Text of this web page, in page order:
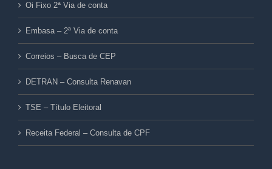
Oi Fixo 2ª Via de conta
Embasa – 2ª Via de conta
Correios – Busca de CEP
DETRAN – Consulta Renavan
TSE – Título Eleitoral
Receita Federal – Consulta de CPF